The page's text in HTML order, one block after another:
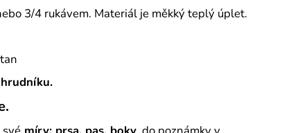
3/4 rukávem. Materiál je měkký teplý úplet.
PYŽAMO